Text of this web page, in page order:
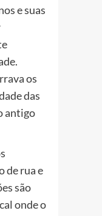
e suas
os
das
antigo
de rua e
são
onde o